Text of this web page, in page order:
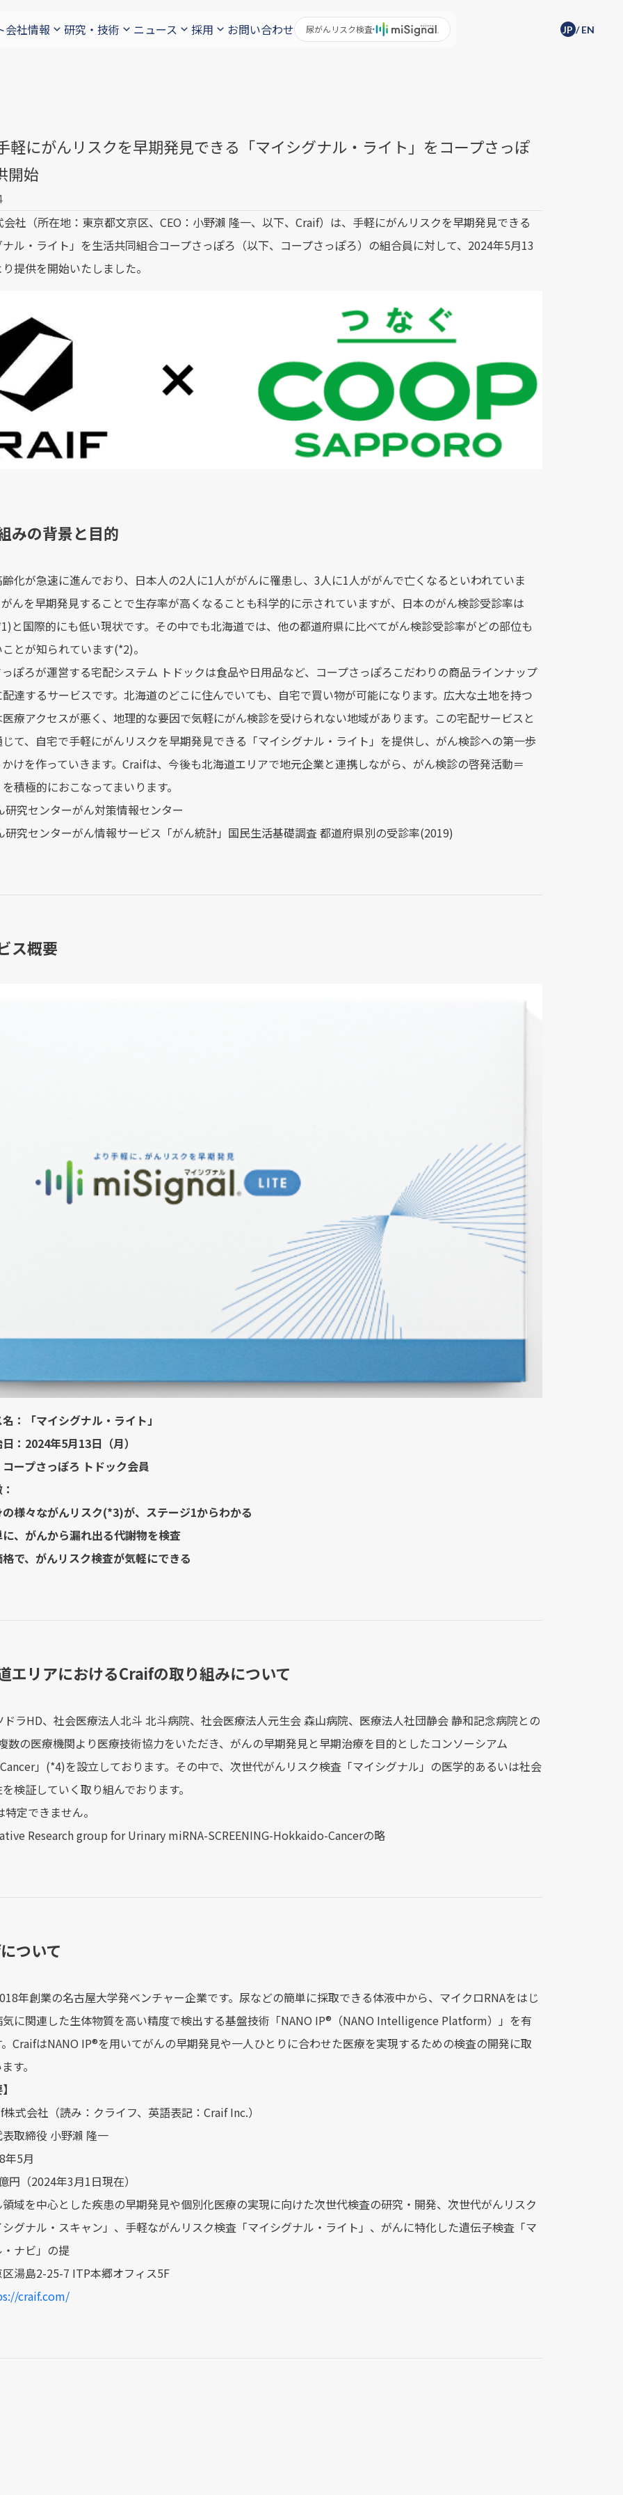
会社情報 研究・技術 ニュース 採用 お問い合わせ 尿がんリスク検査 JP / EN
軽にがんリスクを早期発見できる「マイシグナル・ライト」をコープさっぽ
開始
社（所在地：東京都文京区、CEO：小野瀨 隆一、以下、Craif）は、手軽にがんリスクを早期発見できる
ル・ライト」を生活共同組合コープさっぽろ（以下、コープさっぽろ）の組合員に対して、2024年5月13
提供を開始いたしました。
みの背景と目的
化が急速に進んでおり、日本人の2人に1人ががんに罹患し、3人に1人ががんで亡くなるといわれていま
んを早期発見することで生存率が高くなることも科学的に示されていますが、日本のがん検診受診率は
と国際的にも低い現状です。その中でも北海道では、他の都道府県に比べてがん検診受診率がどの部位も
とが知られています(*2)。
ろが運営する宅配システム トドックは食品や日用品など、コープさっぽろこだわりの商品ラインナップ
達するサービスです。北海道のどこに住んでいても、自宅で買い物が可能になります。広大な土地を持つ
療アクセスが悪く、地理的な要因で気軽にがん検診を受けられない地域があります。この宅配サービスと
て、自宅で手軽にがんリスクを早期発見できる「マイシグナル・ライト」を提供し、がん検診への第一歩
けを作っていきます。Craifは、今後も北海道エリアで地元企業と連携しながら、がん検診の啓発活動＝
積極的におこなってまいります。
研究センターがん対策情報センター
研究センターがん情報サービス「がん統計」国民生活基礎調査 都道府県別の受診率(2019)
ス概要
：「マイシグナル・ライト」
：2024年5月13日（月）
ープさっぽろ トドック会員
様々ながんリスク(*3)が、ステージ1からわかる
、がんから漏れ出る代謝物を検査
で、がんリスク検査が気軽にできる
エリアにおけるCraifの取り組みについて
ラHD、社会医療法⼈北⽃ 北⽃病院、社会医療法⼈元⽣会 森⼭病院、医療法⼈社団静会 静和記念病院との
数の医療機関より医療技術協力をいただき、がんの早期発⾒と早期治療を⽬的としたコンソーシアム
」(*4)を設立しております。その中で、次世代がんリスク検査「マイシグナル」の医学的あるいは社会
検証していく取り組んでおります。
定できません。
Research group for Urinary miRNA-SCREENING-Hokkaido-Cancerの略
ついて
年創業の名古屋大学発ベンチャー企業です。尿などの簡単に採取できる体液中から、マイクロRNAをはじ
に関連した生体物質を高い精度で検出する基盤技術「NANO IP®︎（NANO Intelligence Platform）」を有
CraifはNANO IP®︎を用いてがんの早期発見や一人ひとりに合わせた医療を実現するための検査の開発に取
す。
式会社（読み：クライフ、英語表記：Craif Inc.）
取締役 小野瀨 隆一
年5月
円（2024年3月1日現在）
域を中心とした疾患の早期発見や個別化医療の実現に向けた次世代検査の研究・開発、次世代がんリスク
グナル・スキャン」、手軽ながんリスク検査「マイシグナル・ライト」、がんに特化した遺伝子検査「マ
ナビ」の提
湯島2-25-7 ITP本郷オフィス5F
craif.com/